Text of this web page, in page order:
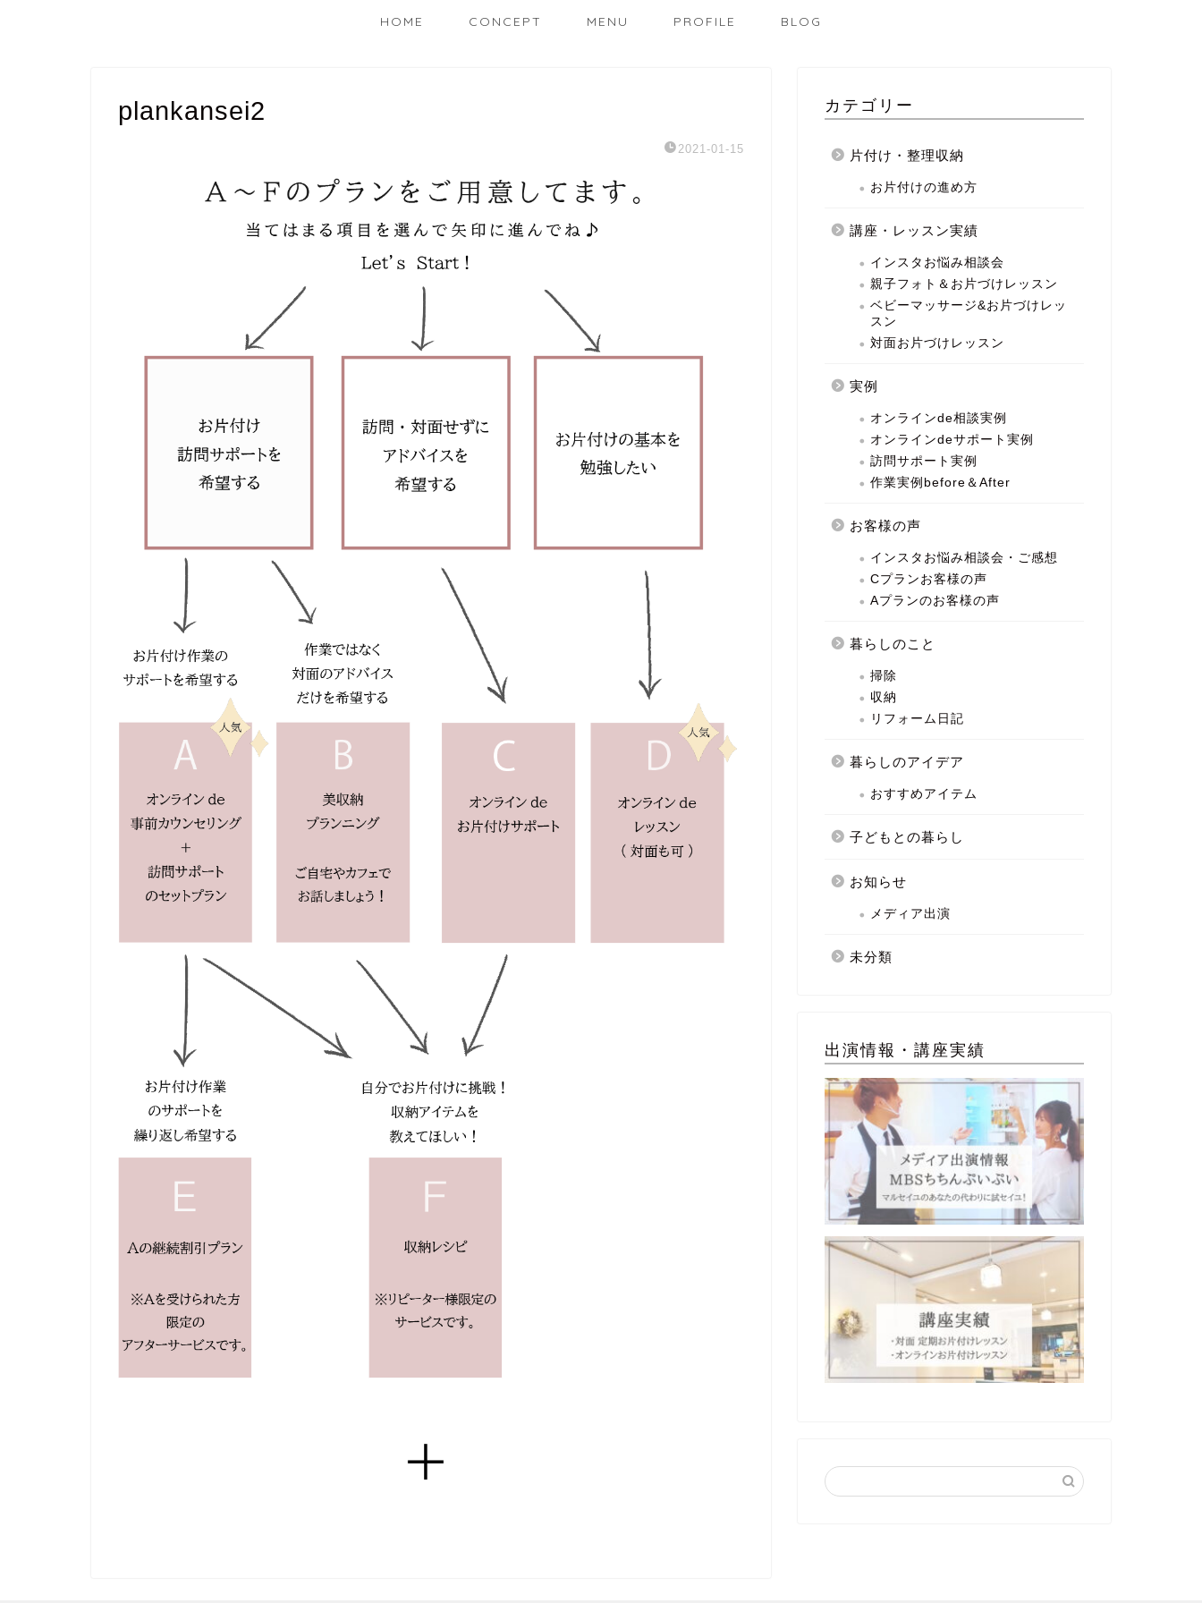
HOME CONCEPT MENU PROFILE BLOG
plankansei2
2021-01-15
カテゴリー
片付け・整理収納
お片付けの進め方
講座・レッスン実績
インスタお悩み相談会
親子フォト＆お片づけレッスン
ベビーマッサージ&お片づけレッ
スン
対面お片づけレッスン
実例
オンラインde相談実例
オンラインdeサポート実例
訪問サポート実例
作業実例before＆After
お客様の声
インスタお悩み相談会・ご感想
Cプランお客様の声
Aプランのお客様の声
暮らしのこと
掃除
収納
リフォーム日記
暮らしのアイデア
おすすめアイテム
子どもとの暮らし
お知らせ
メディア出演
未分類
出演情報・講座実績